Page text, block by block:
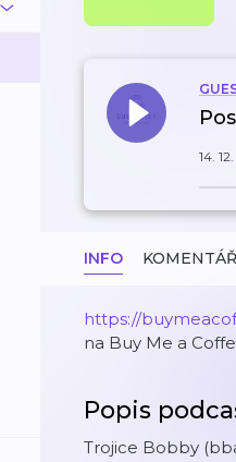
14.
INFO
https://
na Buy Me a
Popis
Trojice Bobby